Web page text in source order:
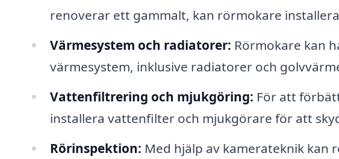
renoverar ett gammalt, kan rörmokare
Värmesystem och radiatorer: Rörmokare kan
värmesystem, inklusive radiatorer och
Vattenfiltrering och mjukgöring: För att
installera vattenfilter och mjukgörare för att
Rörinspektion: Med hjälp av kamerateknik